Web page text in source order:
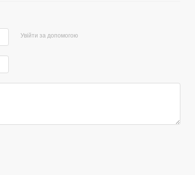
Увійти за допомогою